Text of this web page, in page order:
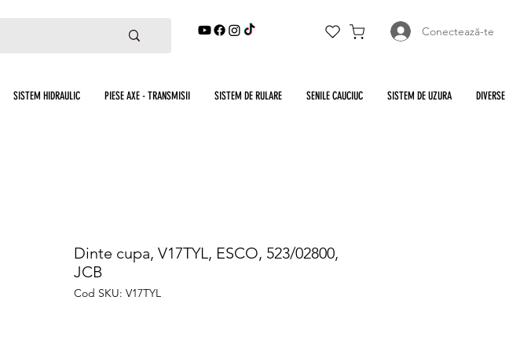
Conectează-te
SISTEM HIDRAULIC PIESE AXE - TRANSMISII SISTEM DE RULARE SENILE CAUCIUC SISTEM DE UZURA DIVERSE
Dinte cupa, V17TYL, ESCO, 523/02800,
JCB
Cod SKU: V17TYL